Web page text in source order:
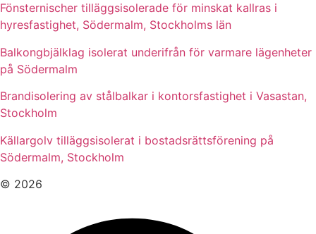
Fönsternischer tilläggsisolerade för minskat kallras i
hyresfastighet, Södermalm, Stockholms län
Balkongbjälklag isolerat underifrån för varmare lägenheter
på Södermalm
Brandisolering av stålbalkar i kontorsfastighet i Vasastan,
Stockholm
Källargolv tilläggsisolerat i bostadsrättsförening på
Södermalm, Stockholm
© 2026